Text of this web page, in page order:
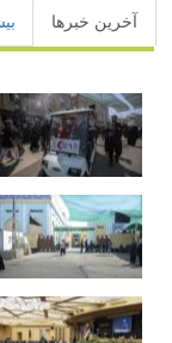
آخرین خبرها